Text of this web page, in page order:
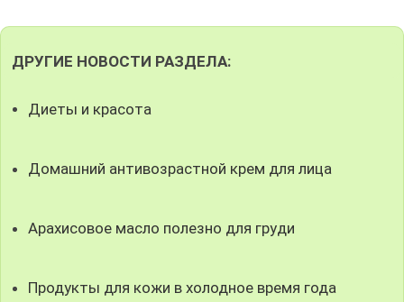
ДРУГИЕ НОВОСТИ РАЗДЕЛА:
Диеты и красота
Домашний антивозрастной крем для лица
Арахисовое масло полезно для груди
Продукты для кожи в холодное время года